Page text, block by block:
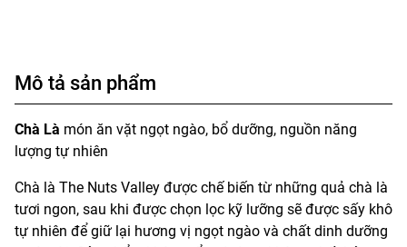
Mô tả sản phẩm
Chà Là món ăn vặt ngọt ngào, bổ dưỡng, nguồn năng
lượng tự nhiên
Chà là The Nuts Valley được chế biến từ những quả chà là
tươi ngon, sau khi được chọn lọc kỹ lưỡng sẽ được sấy khô
tự nhiên để giữ lại hương vị ngọt ngào và chất dinh dưỡng